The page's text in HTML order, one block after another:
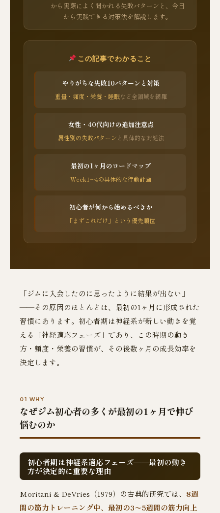
から実際によく聞かれる失敗パターンと、今日
から実践できる対策法を解説します。
この記事でわかること
やりがちな失敗10パターンと対策
重量・頻度・栄養・睡眠など全領域を網羅
女性・40代向けの追加注意点
属性別の失敗パターン と具体的な対処法
最初の1ヶ月のロードマップ
Week1〜4の具体的な行動計画
初心者が何から始めるべきか
「まずこれだけ」という優先順位
「ジムに入会したのに思ったように結果が出ない」
——その原因のほとんどは、最初の1ヶ月に形成された
習慣にあります。初心者期は神経系が新しい動きを覚
える「神経適応フェーズ」であり、この時期の動き
方・頻度・栄養の習慣が、その後数ヶ月の成長効率を
決定します。
01 WHY
なぜジム初心者の多くが最初の1ヶ月で伸び
悩むのか
初心者期は神経系適応フェーズ——最初の動き
方が決定的に重要な理由
Moritani & DeVries（1979）の古典的研究では、 8週
間の筋力トレーニング中、最初の3〜5週間の筋力向上